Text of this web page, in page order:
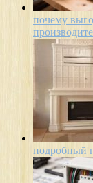
почему
подробный